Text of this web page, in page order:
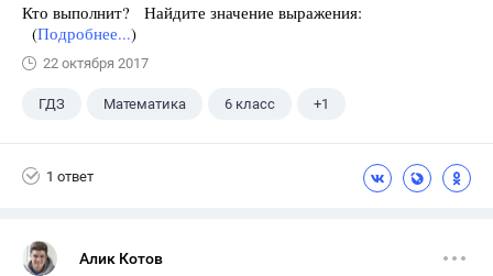
Кто выполнит? Найдите значение выражения:
(Подробнее...)
22 октября 2017
ГДЗ Математика 6 класс +1
1 ответ
Алик Котов